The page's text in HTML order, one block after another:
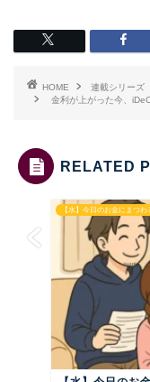
HOME 連載シリーズ
金利が上がった今、
RELATED
【水】今日のお金にまつわ